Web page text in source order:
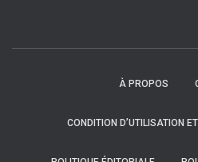
À PROPOS
CONDITION D’UTILISATION